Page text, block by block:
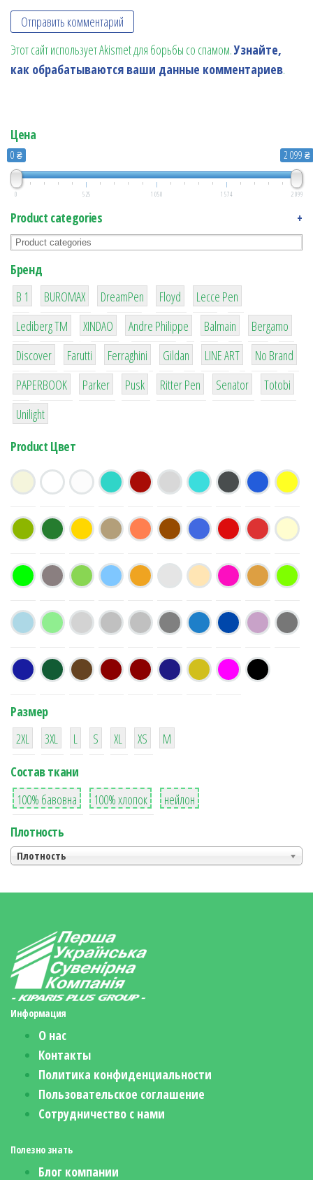
Этот сайт использует Akismet для борьбы со спамом.Узнайте,
как обрабатываются ваши данные комментариев.
Цена
0 ₴ 2 099 ₴
0 525 1 050 1 574 2 099
Product categories +
Бренд
B 1
1
BUROMAX
1
DreamPen
2
Floyd
2
Lecce Pen
3
Lediberg ТМ
3
XINDAO
1
Andre Philippe
4
Balmain
26
Bergamo
64
Discover
299
Farutti
4
Ferraghini
42
Gildan
4
LINE ART
90
No Brand
8
PAPERBOOK
6
Parker
2
Pusk
22
Ritter Pen
15
Senator
43
Totobi
1
Unilight
Product Цвет
Размер
38
2XL
16
3XL
42
L
42
S
42
XL XS
М
Состав ткани
8
100% бавовна
36
100% хлопок
2
нейлон
Плотность
Плотность
Информация
О нас
Контакты
Политика конфиденциальности
Пользовательское соглашение
Сотрудничество с нами
Полезно знать
Блог компании